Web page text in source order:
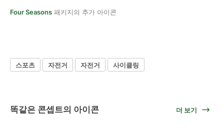
Four Seasons 패키지의 추가 아이콘
스포츠 자전거 자전거 사이클링
똑같은 콘셉트의 아이콘 더 보기